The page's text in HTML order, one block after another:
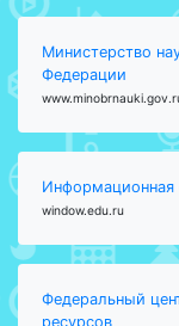
Министерство
Федерации
Информационная
window.edu.ru
Федеральный
ресурсов